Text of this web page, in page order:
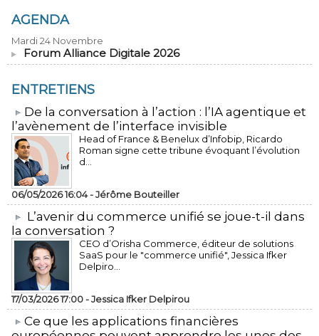
AGENDA
Mardi 24 Novembre
Forum Alliance Digitale 2026
ENTRETIENS
​De la conversation à l’action : l’IA agentique et
l’avènement de l’interface invisible
Head of France & Benelux d’Infobip, Ricardo
Roman signe cette tribune évoquant l’évolution
d...
06/05/2026 16:04 -Jérôme Bouteiller
L’avenir du commerce unifié se joue-t-il dans
la conversation ?
CEO d’Orisha Commerce, éditeur de solutions
SaaS pour le "commerce unifié", Jessica Ifker
Delpiro...
17/03/2026 17:00 -Jessica Ifker Delpirou
​Ce que les applications financières